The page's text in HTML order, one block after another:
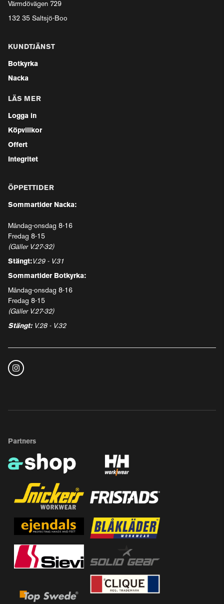
Värmdövägen 729
132 35 Saltsjö-Boo
KUNDTJÄNST
Botkyrka
Nacka
LÄS MER
Logga in
Köpvillkor
Offert
Integritet
ÖPPETTIDER
Sommartider Nacka:
Måndag-onsdag 8-16
Fredag 8-15
(Gäller V.27-32)
Stängt:V.29 - V.31
Sommartider Botkyrka:
Måndag-onsdag 8-16
Fredag 8-15
(Gäller V.27-32)
Stängt: V.28 - V.32
Partners